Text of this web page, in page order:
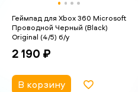
Геймпад для Xbox 360 Microsoft
Проводной Черный (Black)
Original (4/5) б/у
2 190 ₽
В корзину